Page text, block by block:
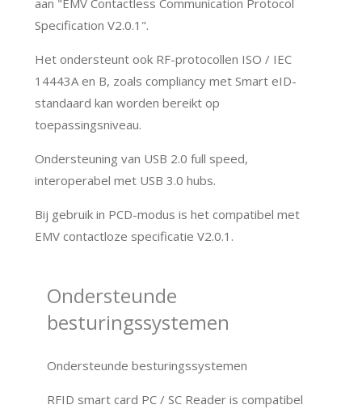
aan "EMV Contactless Communication Protocol
Specification V2.0.1".
Het ondersteunt ook RF-protocollen ISO / IEC
14443A en B, zoals compliancy met Smart eID-
standaard kan worden bereikt op
toepassingsniveau.
Ondersteuning van USB 2.0 full speed,
interoperabel met USB 3.0 hubs.
Bij gebruik in PCD-modus is het compatibel met
EMV contactloze specificatie V2.0.1.
Ondersteunde
besturingssystemen
Ondersteunde besturingssystemen
RFID smart card PC / SC Reader is compatibel